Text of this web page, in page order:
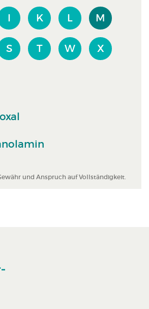
I K L M
S T W X
und Anspruch auf Vollständigkeit.